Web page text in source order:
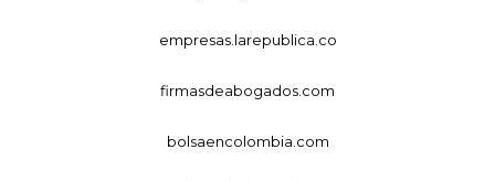
empresas.larepublica.co
firmasdeabogados.com
bolsaencolombia.com